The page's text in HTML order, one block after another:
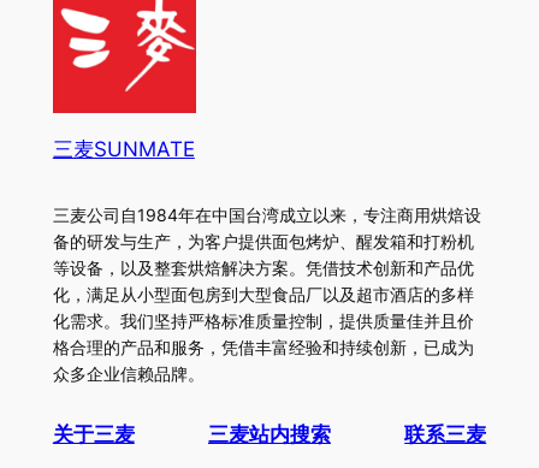
三麦SUNMATE
三麦公司自1984年在中国台湾成立以来，专注商用烘焙设
备的研发与生产，为客户提供面包烤炉、醒发箱和打粉机
等设备，以及整套烘焙解决方案。凭借技术创新和产品优
化，满足从小型面包房到大型食品厂以及超市酒店的多样
化需求。我们坚持严格标准质量控制，提供质量佳并且价
格合理的产品和服务，凭借丰富经验和持续创新，已成为
众多企业信赖品牌。
关于三麦 三麦站内搜索 联系三麦